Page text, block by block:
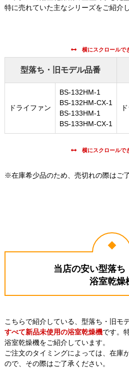
特に売れていた主なシリーズをご紹介
型落ち・旧モデル品番
ドライファン
BS-132HM-1
BS-132HM-CX-1
BS-133HM-1
BS-133HM-CX-1
※在庫希少品のため、売切れの際はご
当店の安い型落ち
浴室乾燥
こちらで紹介している、型落ち・旧モ
すべて新品未使用の浴室乾燥機です。
浴室乾燥機をご紹介しています。
ご注文のタイミングによっては、在庫
ので、その際はご了承ください。